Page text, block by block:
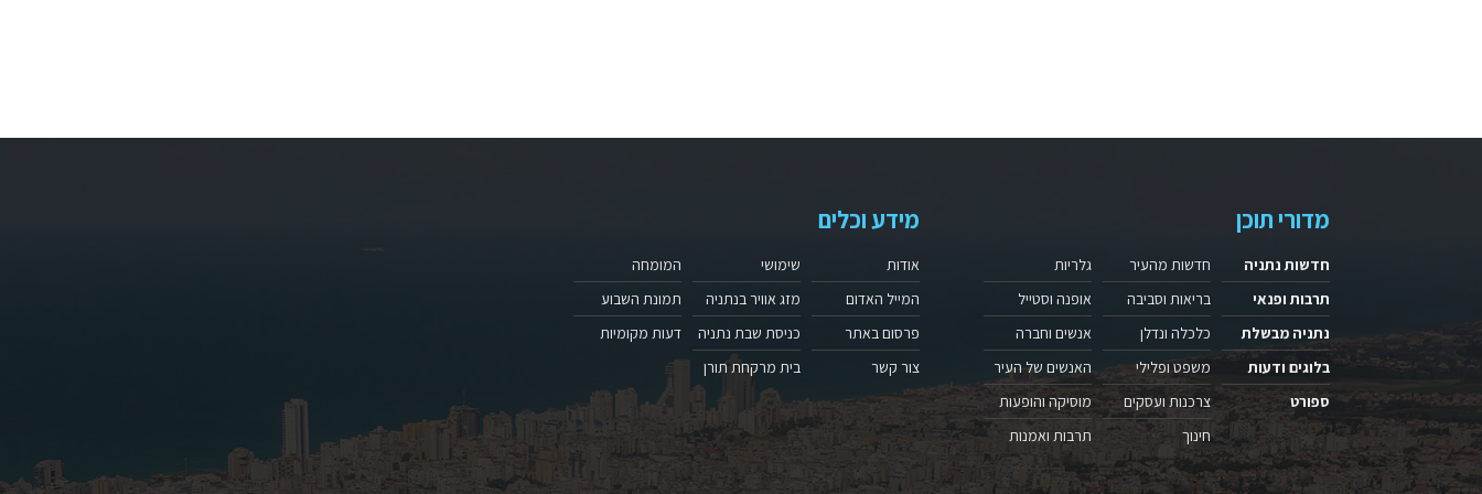
מדורי תוכן
חדשות נתניה
תרבות ופנאי
נתניה מבשלת
בלוגים ודעות
ספורט
חדשות מהעיר
בריאות וסביבה
כלכלה ונדלן
משפט ופלילי
צרכנות ועסקים
חינוך
גלריות
אופנה וסטייל
אנשים וחברה
האנשים של העיר
מוסיקה והופעות
תרבות ואמנות
מידע וכלים
אודות
המייל האדום
פרסום באתר
צור קשר
שימושי
מזג אוויר בנתניה
כניסת שבת נתניה
בית מרקחת תורן
המומחה
תמונת השבוע
דעות מקומיות